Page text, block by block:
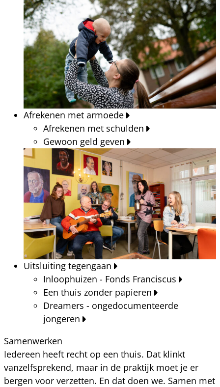
Afrekenen met armoede
Afrekenen met schulden
Gewoon geld geven
Uitsluiting tegengaan
Inloophuizen - Fonds Franciscus
Een thuis zonder papieren
Dreamers - ongedocumenteerde
jongeren
Samenwerken
Iedereen heeft recht op een thuis. Dat klinkt
vanzelfsprekend, maar in de praktijk moet je er
bergen voor verzetten. En dat doen we. Samen met